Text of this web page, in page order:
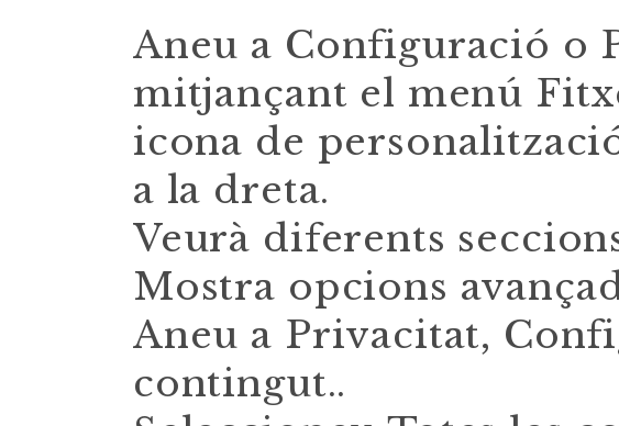
Aneu a Configuració o
mitjançant el menú
icona de
a la dreta.
Veurà diferents
Mostra opcions
Aneu a Privacitat,
contingut..